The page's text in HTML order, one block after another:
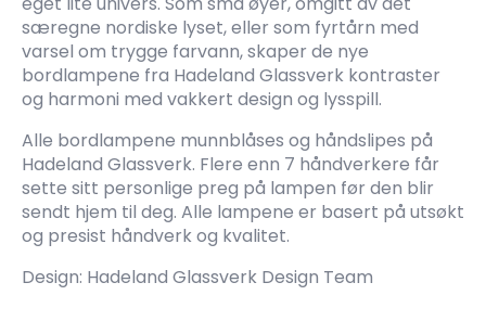
særegne nordiske lyset, eller som fyrtårn med
varsel om trygge farvann, skaper de nye
bordlampene fra Hadeland Glassverk kontraster
og harmoni med vakkert design og lysspill.
Alle bordlampene munnblåses og håndslipes på
Hadeland Glassverk. Flere enn 7 håndverkere får
sette sitt personlige preg på lampen før den blir
sendt hjem til deg. Alle lampene er basert på utsøkt
og presist håndverk og kvalitet.
Design: Hadeland Glassverk Design Team